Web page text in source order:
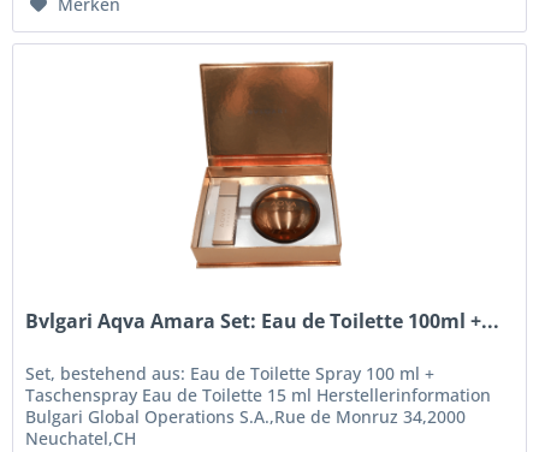
Merken
Bvlgari Aqva Amara Set: Eau de Toilette 100ml +...
Set, bestehend aus: Eau de Toilette Spray 100 ml +
Taschenspray Eau de Toilette 15 ml Herstellerinformation
Bulgari Global Operations S.A.,Rue de Monruz 34,2000
Neuchatel,CH